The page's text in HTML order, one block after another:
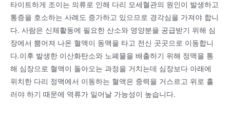
타이트하게 조이는 의류로 인해 다리 모세혈관의 원인이 발생하고
통증을 호소하는 사례도 증가하고 있으므로 경각심을 가져야 합니
다. 사람은 신체활동에 필요한 산소와 영양분을 공급받기 위해 심
장에서 뿜어져 나온 혈액이 동맥을 타고 전신 곳곳으로 이동합니
다.이후 발생한 이산화탄소와 노폐물을 배출하기 위해 정맥을 통
해 심장으로 혈액이 돌아오는 과정을 거치는데 심장보다 아래에
위치한 다리 정맥에서 이동하는 혈액은 중력을 거스르고 위로 흘
러야 하기 때문에 역류가 일어날 가능성이 높습니다.